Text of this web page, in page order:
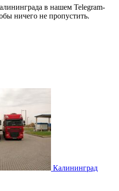
в нашем Telegram-
ничего не пропустить.
Калининград